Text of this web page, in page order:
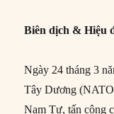
Biên dịch & Hiệu
Ngày 24 tháng 3
Tây Dương
Nam Tư, tấn công